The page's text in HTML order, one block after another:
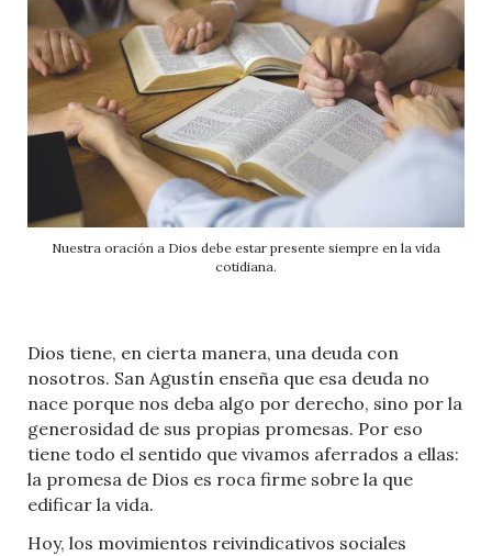
Nuestra oración a Dios debe estar presente siempre en la vida
cotidiana.
Dios tiene, en cierta manera, una deuda con
nosotros. San Agustín enseña que esa deuda no
nace porque nos deba algo por derecho, sino por la
generosidad de sus propias promesas. Por eso
tiene todo el sentido que vivamos aferrados a ellas:
la promesa de Dios es roca firme sobre la que
edificar la vida.
Hoy, los movimientos reivindicativos sociales